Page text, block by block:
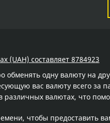
(UAH) составляет 8784923
обменять одну валюту на
вас валюту всего за
различных валютах, что
чтобы предоставить